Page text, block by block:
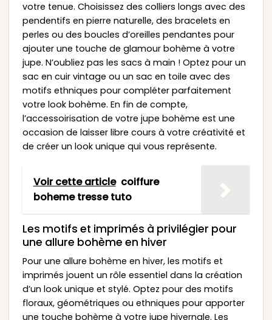
votre tenue. Choisissez des colliers longs avec des
pendentifs en pierre naturelle, des bracelets en
perles ou des boucles d’oreilles pendantes pour
ajouter une touche de glamour bohème à votre
jupe. N’oubliez pas les sacs à main ! Optez pour un
sac en cuir vintage ou un sac en toile avec des
motifs ethniques pour compléter parfaitement
votre look bohème. En fin de compte,
l’accessoirisation de votre jupe bohème est une
occasion de laisser libre cours à votre créativité et
de créer un look unique qui vous représente.
Voir cette article coiffure
boheme tresse tuto
Les motifs et imprimés à privilégier pour
une allure bohème en hiver
Pour une allure bohème en hiver, les motifs et
imprimés jouent un rôle essentiel dans la création
d’un look unique et stylé. Optez pour des motifs
floraux, géométriques ou ethniques pour apporter
une touche bohème à votre jupe hivernale. Les